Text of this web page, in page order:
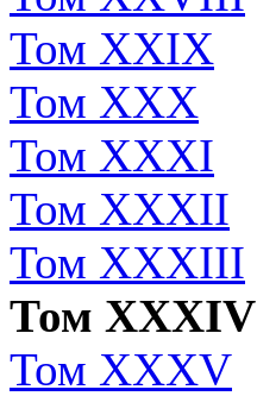
Том XXIX
Том XXX
Том XXXI
Том XXXII
Том XXXIII
Том XXXIV
Том XXXV